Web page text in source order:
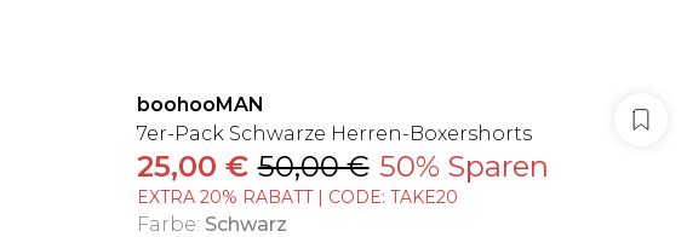
boohooMAN
7er-Pack Schwarze Herren-Boxershorts
25,00 € 50,00 € 50% Sparen
EXTRA 20% RABATT | CODE: TAKE20
Farbe: Schwarz